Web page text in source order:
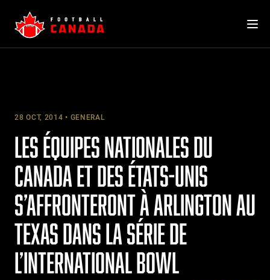
content
28 OCT, 2014 GENERAL
LES ÉQUIPES NATIONALES DU
CANADA ET DES ÉTATS-UNIS
S’AFFRONTERONT À ARLINGTON AU
TEXAS DANS LA SÉRIE DE
L’INTERNATIONAL BOWL